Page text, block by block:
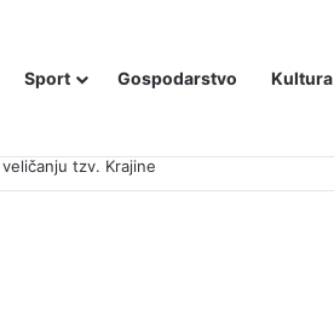
Sport Gospodarstvo Kultura